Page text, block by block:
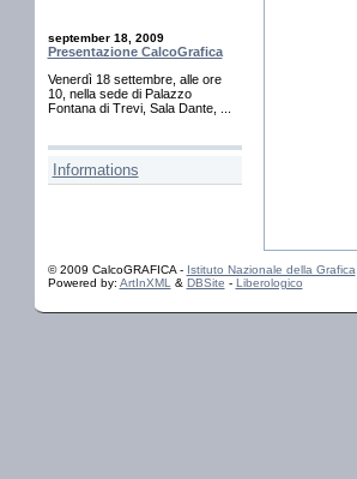
september 18, 2009
Presentazione CalcoGrafica
Venerdì 18 settembre, alle ore
10, nella sede di Palazzo
Fontana di Trevi, Sala Dante, ...
Informations
© 2009 CalcoGRAFICA - Istituto Nazionale della Grafica
Powered by: ArtInXML& DBSite - Liberologico